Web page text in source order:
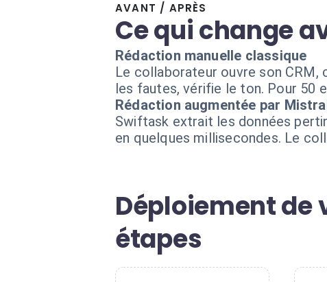
AVANT / APRÈS
Ce qui change
Rédaction manuelle classique
Le collaborateur ouvre son
les fautes, vérifie le ton. Pour 50
Rédaction augmentée par
Swiftask extrait les données
en quelques millisecondes. Le
Déploiement de
étapes